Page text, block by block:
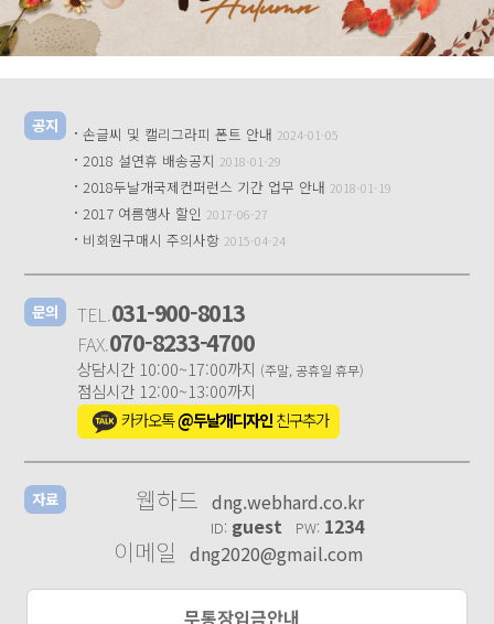
공지 · 손글씨 및 캘리그라피 폰트 안내 2024-01-05
· 2018 설연휴 배송공지 2018-01-29
· 2018두날개국제컨퍼런스 기간 업무 안내 2018-01-19
· 2017 여름행사 할인 2017-06-27
· 비회원구매시 주의사항 2015-04-24
문의 TEL.031-900-8013
FAX.070-8233-4700
상담시간 10:00~17:00까지 (주말, 공휴일 휴무)
점심시간 12:00~13:00까지
카카오톡@두날개디자인친구추가
자료 웹하드 dng.webhard.co.kr
ID: guest PW: 1234
이메일 dng2020@gmail.com
무통장입금안내